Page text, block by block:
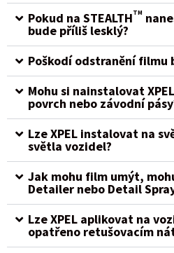
Pokud na STEALTHTM
bude příliš lesklý?
Poškodí odstranění filmu
Mohu si nainstalovat
povrch nebo závodní
Lze XPEL instalovat na
světla vozidel?
Jak mohu film umýt,
Detailer nebo Detail
Lze XPEL aplikovat na
opatřeno retušovacím